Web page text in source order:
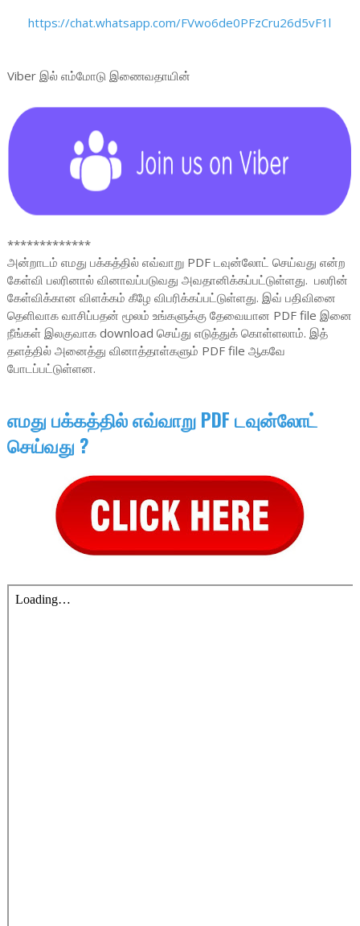
https://chat.whatsapp.com/FVwo6de0PFzCru26d5vF1l
Viber இல் எம்மோடு இணைவதாயின்
*************
அன்றாடம் எமது பக்கத்தில் எவ்வாறு PDF டவுன்லோட் செய்வது என்ற
கேள்வி பலரினால் வினாவப்படுவது அவதானிக்கப்பட்டுள்ளது. பலரின்
கேள்விக்கான விளக்கம் கீழே விபரிக்கப்பட்டுள்ளது. இவ் பதிவினை
தெளிவாக வாசிப்பதன் மூலம் உங்களுக்கு தேவையான PDF file இனை
நீங்கள் இலகுவாக download செய்து எடுத்துக் கொள்ளலாம். இத்
தளத்தில் அனைத்து வினாத்தாள்களும் PDF file ஆகவே
போடப்பட்டுள்ளன.
எமது பக்கத்தில் எவ்வாறு PDF டவுன்லோட்
செய்வது ?